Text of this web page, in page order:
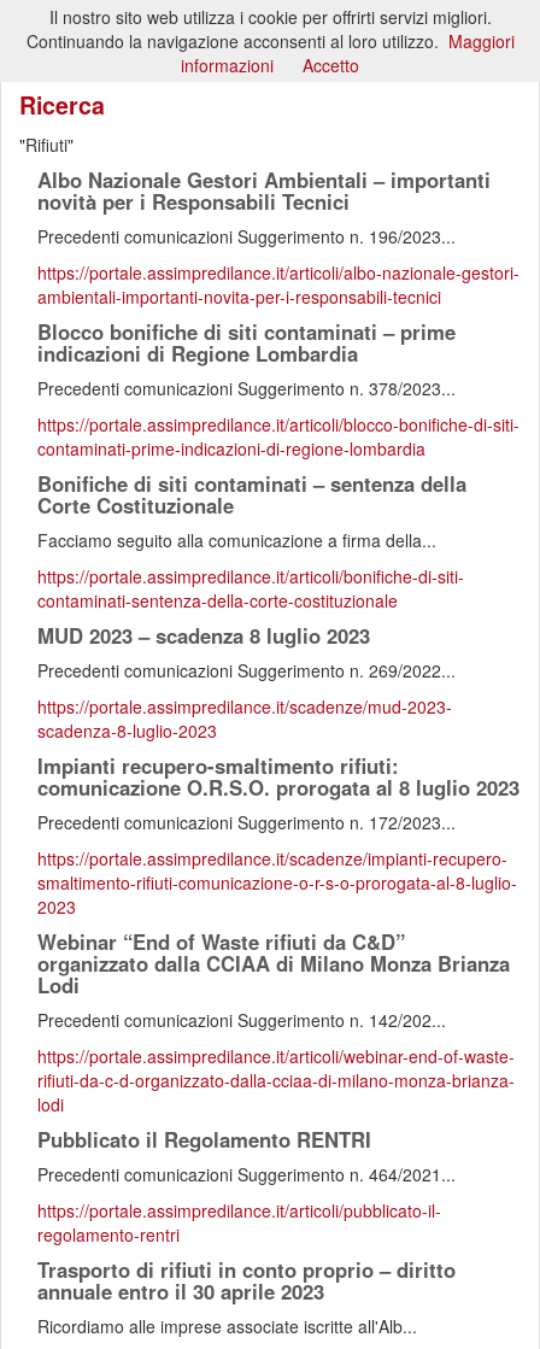
Ricerca
Rifiuti
Albo Nazionale Gestori Ambientali – importanti
novità per i Responsabili Tecnici
Precedenti comunicazioni Suggerimento n. 196/2023...
https://portale.assimpredilance.it/articoli/albo-nazionale-gestori-
ambientali-importanti-novita-per-i-responsabili-tecnici
Blocco bonifiche di siti contaminati – prime
indicazioni di Regione Lombardia
Precedenti comunicazioni Suggerimento n. 378/2023...
https://portale.assimpredilance.it/articoli/blocco-bonifiche-di-siti-
contaminati-prime-indicazioni-di-regione-lombardia
Bonifiche di siti contaminati – sentenza della
Corte Costituzionale
Facciamo seguito alla comunicazione a firma della...
https://portale.assimpredilance.it/articoli/bonifiche-di-siti-
contaminati-sentenza-della-corte-costituzionale
MUD 2023 – scadenza 8 luglio 2023
Precedenti comunicazioni Suggerimento n. 269/2022...
https://portale.assimpredilance.it/scadenze/mud-2023-
scadenza-8-luglio-2023
Impianti recupero-smaltimento rifiuti:
comunicazione O.R.S.O. prorogata al 8 luglio 2023
Precedenti comunicazioni Suggerimento n. 172/2023...
https://portale.assimpredilance.it/scadenze/impianti-recupero-
smaltimento-rifiuti-comunicazione-o-r-s-o-prorogata-al-8-luglio-
2023
Webinar “End of Waste rifiuti da C&D”
organizzato dalla CCIAA di Milano Monza Brianza
Lodi
Precedenti comunicazioni Suggerimento n. 142/202...
https://portale.assimpredilance.it/articoli/webinar-end-of-waste-
rifiuti-da-c-d-organizzato-dalla-cciaa-di-milano-monza-brianza-
lodi
Pubblicato il Regolamento RENTRI
Precedenti comunicazioni Suggerimento n. 464/2021...
https://portale.assimpredilance.it/articoli/pubblicato-il-
regolamento-rentri
Trasporto di rifiuti in conto proprio – diritto
annuale entro il 30 aprile 2023
Ricordiamo alle imprese associate iscritte all'Alb...
Il nostro sito web utilizza i cookie per offrirti servizi migliori.
Continuando la navigazione acconsenti al loro utilizzo. Maggiori
informazioni
Accetto